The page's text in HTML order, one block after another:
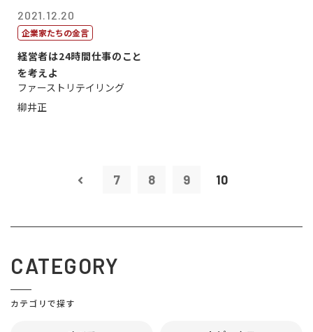
2021.12.20
企業家たちの金言
経営者は24時間仕事のこと
を考えよ
ファーストリテイリング
柳井正
7 8 9 10
CATEGORY
カテゴリで探す